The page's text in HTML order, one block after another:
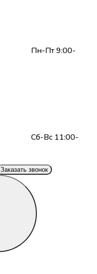
Пн-Пт 9:00-
Сб-Вс 11:00-
Заказать звонок